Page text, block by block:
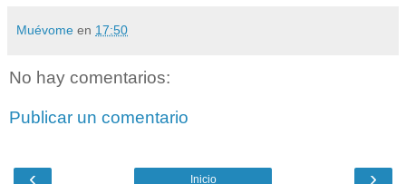
Muévome en 17:50
No hay comentarios:
Publicar un comentario
‹ ›
Inicio